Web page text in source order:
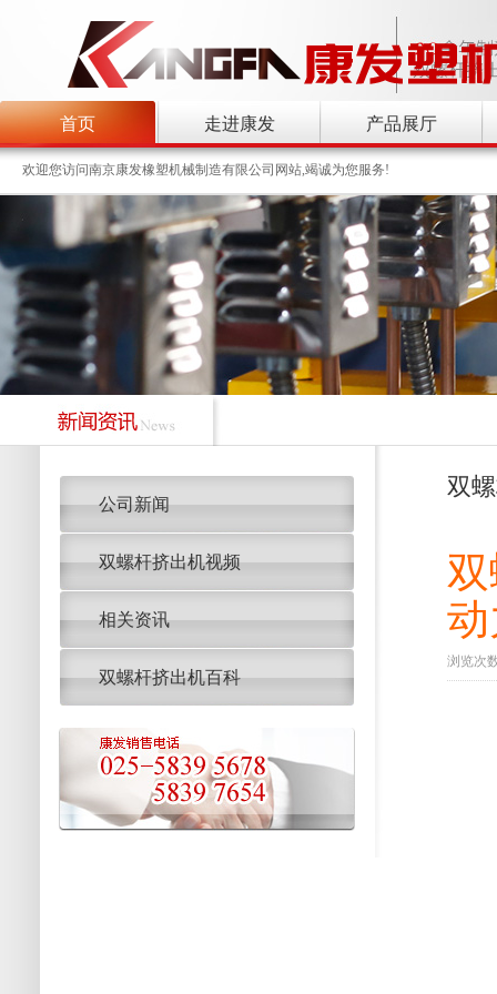
首页
欢迎您访问南京康发橡塑机械制造有限公司网站,竭诚为您服务!
走进康发 产品展厅
公司新闻
双螺杆挤出机视频
相关资讯
双螺杆挤出机百科
双
浏览次